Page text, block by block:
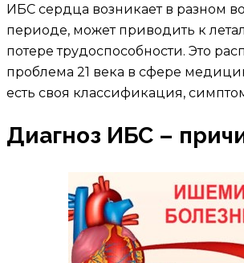
ИБС сердца возникает в разном
периоде, может приводить к
потере трудоспособности. Это
проблема 21 века в сфере
есть своя классификация,
Диагноз ИБС –